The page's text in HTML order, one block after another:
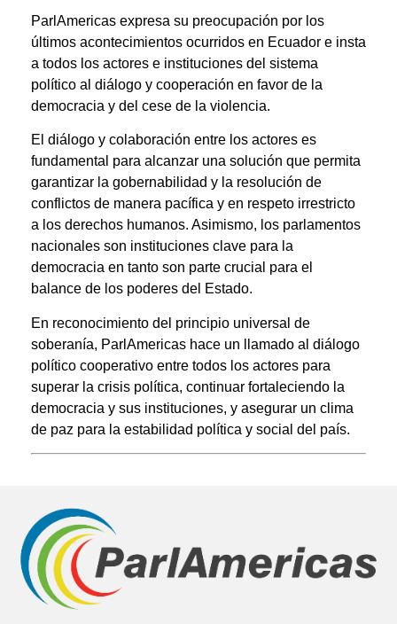
ParlAmericas expresa su preocupación por los
últimos acontecimientos ocurridos en Ecuador e insta
a todos los actores e instituciones del sistema
político al diálogo y cooperación en favor de la
democracia y del cese de la violencia.
El diálogo y colaboración entre los actores es
fundamental para alcanzar una solución que permita
garantizar la gobernabilidad y la resolución de
conflictos de manera pacífica y en respeto irrestricto
a los derechos humanos. Asimismo, los parlamentos
nacionales son instituciones clave para la
democracia en tanto son parte crucial para el
balance de los poderes del Estado.
En reconocimiento del principio universal de
soberanía, ParlAmericas hace un llamado al diálogo
político cooperativo entre todos los actores para
superar la crisis política, continuar fortaleciendo la
democracia y sus instituciones, y asegurar un clima
de paz para la estabilidad política y social del país.